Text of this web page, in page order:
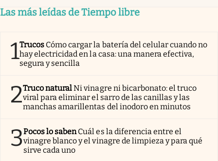
Las más leídas de Tiempo libre
1Trucos Cómo cargar la batería del celular cuando no
hay electricidad en la casa: una manera efectiva,
segura y sencilla
2Truco naturalNi vinagre ni bicarbonato: el truco
viral para eliminar el sarro de las canillas y las
manchas amarillentas del inodoro en minutos
3Pocos lo sabenCuál es la diferencia entre el
vinagre blanco y el vinagre de limpieza y para qué
sirve cada uno